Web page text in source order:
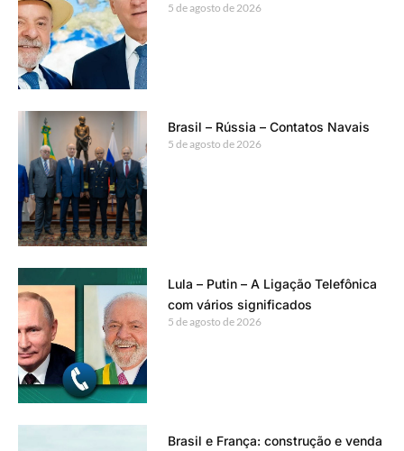
5 de agosto de 2026
Brasil – Rússia – Contatos Navais
5 de agosto de 2026
Lula – Putin – A Ligação Telefônica
com vários significados
5 de agosto de 2026
Brasil e França: construção e venda